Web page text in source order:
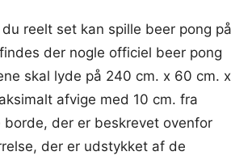
reelt set kan spille beer pong på
der nogle officiel beer pong
skal lyde på 240 cm. x 60 cm. x
afvige med 10 cm. fra
borde, der er beskrevet ovenfor
der er udstykket af de